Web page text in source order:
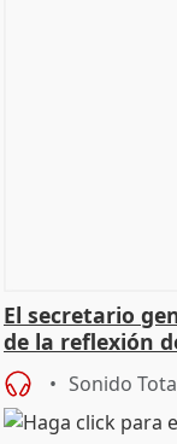
El secretario
de la reflexión
Sonido